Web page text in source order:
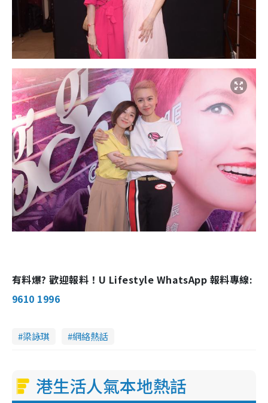
有料爆? 歡迎報料！U Lifestyle WhatsApp 報料專線:
9610 1996
梁詠琪 網絡熱話
港生活人氣本地熱話